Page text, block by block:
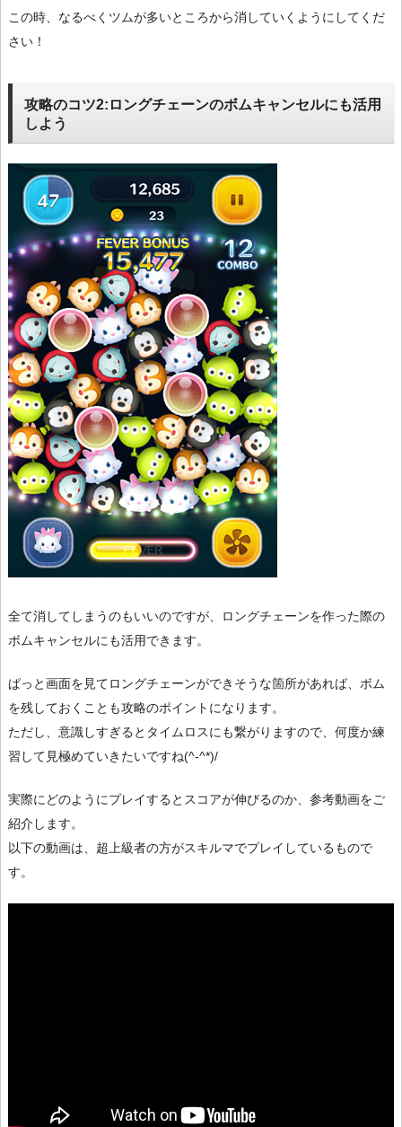
この時、なるべくツムが多いところから消していくようにしてくだ
さい！
攻略のコツ2:ロングチェーンのボムキャンセルにも活用
しよう
全て消してしまうのもいいのですが、ロングチェーンを作った際の
ボムキャンセルにも活用できます。
ぱっと画面を見てロングチェーンができそうな箇所があれば、ボム
を残しておくことも攻略のポイントになります。
ただし、意識しすぎるとタイムロスにも繋がりますので、何度か練
習して見極めていきたいですね(^-^*)/
実際にどのようにプレイするとスコアが伸びるのか、参考動画をご
紹介します。
以下の動画は、超上級者の方がスキルマでプレイしているもので
す。